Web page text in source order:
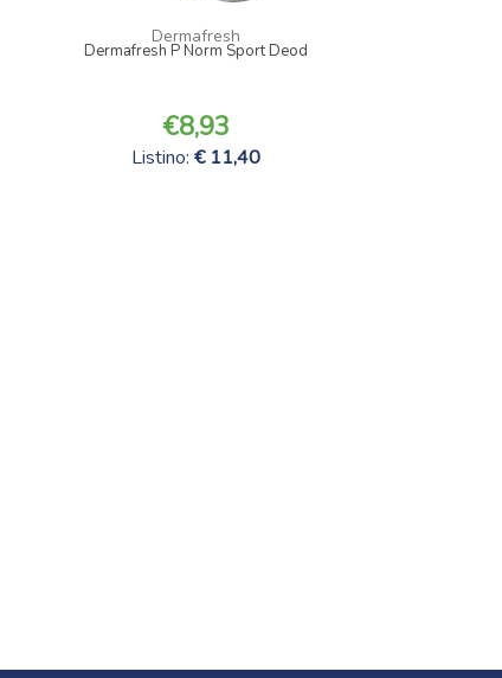
Dermafresh
Dermafresh P Norm Sport Deod
8,93
Listino: 11,40